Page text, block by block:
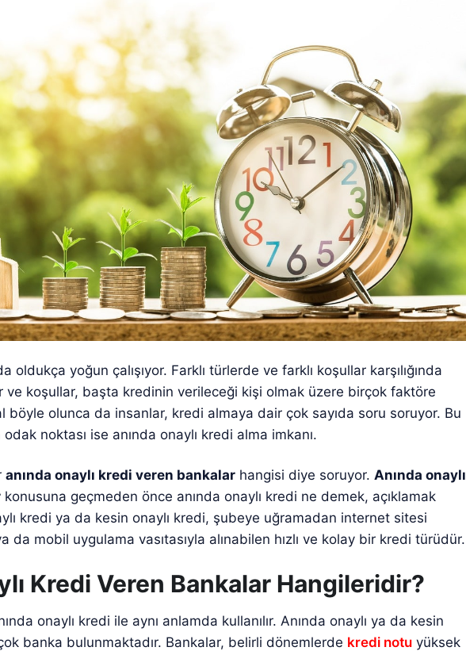
oldukça yoğun çalışıyor. Farklı türlerde ve farklı koşullar karşılığında
ve koşullar, başta kredinin verileceği kişi olmak üzere birçok faktöre
böyle olunca da insanlar, kredi almaya dair çok sayıda soru soruyor. Bu
odak noktası ise anında onaylı kredi alma imkanı.
anında onaylı kredi veren bankalar hangisi diye soruyor.Anında onaylı
konusuna geçmeden önce anında onaylı kredi ne demek, açıklamak
kredi ya da kesin onaylı kredi, şubeye uğramadan internet sitesi
da mobil uygulama vasıtasıyla alınabilen hızlı ve kolay bir kredi türüdür.
Kredi Veren Bankalar Hangileridir?
onaylı kredi ile aynı anlamda kullanılır. Anında onaylı ya da kesin
banka bulunmaktadır. Bankalar, belirli dönemlerde kredi notu yüksek